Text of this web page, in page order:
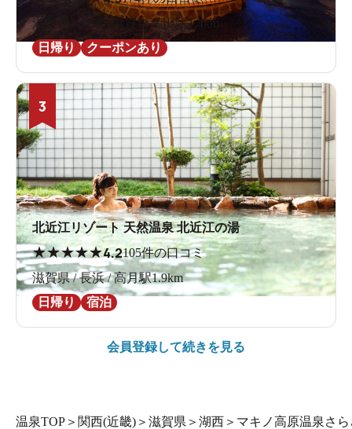
滋賀県 / 草津 (滋賀) / 瀬田駅1.4km
日帰り
クーポンあり
3
北近江リゾート 天然温泉 北近江の湯
★★★★★4.2105件の口コミ
滋賀県 / 長浜 / 高月駅1.9km
日帰り
宿泊
会員登録して続きを見る
温泉TOP ＞ 関西(近畿) ＞ 滋賀県 ＞ 湖西 ＞ マキノ高原温泉さら